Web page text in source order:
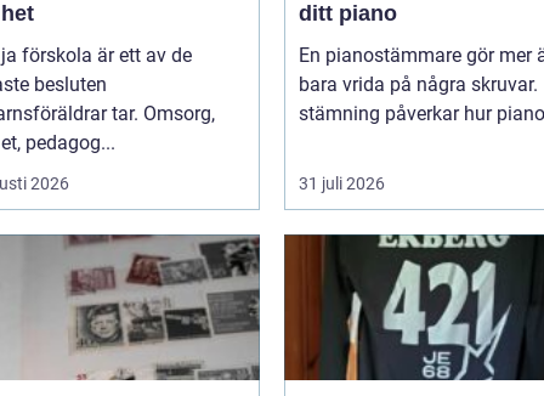
förskola är ett av de
besluten
tar. Omsorg,
pedagog...
2026
ditt piano
En pianostämmare gör mer
bara vrida på några skruvar.
stämning påverkar hur
31 juli 2026